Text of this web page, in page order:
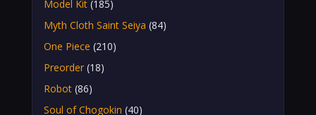
Model Kit (185)
Myth Cloth Saint Seiya (84)
One Piece (210)
Preorder (18)
Robot (86)
Soul of Chogokin (40)